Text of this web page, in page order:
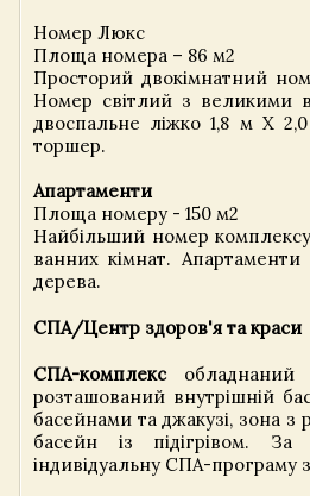
Номер Люкс
Площа номера – 86 м2
Просторий двокімнатний
Номер світлий з великими
двоспальне ліжко 1,8 м X
торшер.
Апартаменти
Площа номеру - 150 м2
Найбільший номер
ванних кімнат.
дерева.
СПА/Центр здоров'я та краси
СПА-комплексобладнаний
розташований внутрішній
басейнами та джакузі, зона
басейн із підігрівом. За
індивідуальну СПА-програму